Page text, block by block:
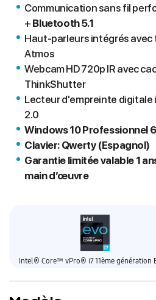
Communication sans fil
+ Bluetooth 5.1
Haut-parleurs intégrés avec
Atmos
Webcam HD 720p IR avec
ThinkShutter
Lecteur d'empreinte digitale
2.0
Windows 10 Professionnel
Clavier: Qwerty (Espagnol)
Garantie limitée valable 1
main d’œuvre
Intel® Core™ vPro® i7 11ème génération